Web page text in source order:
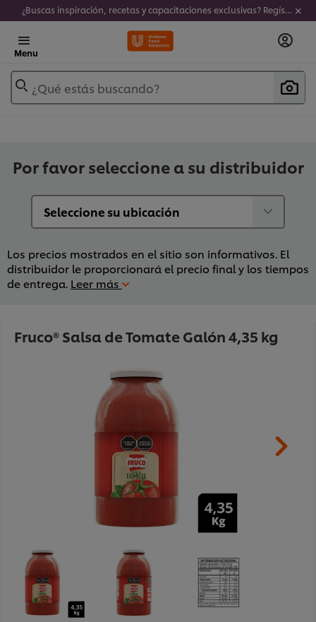
¿Buscas inspiración, recetas y capacitaciones exclusivas? Regístrate a nuestro newsletter!
Menu
¿Qué estás buscando?
Por favor seleccione a su distribuidor
Los precios mostrados en el sitio son informativos. El
distribuidor le proporcionará el precio final y los tiempos
de entrega. Leer más
Fruco® Salsa de Tomate Galón 4,35 kg